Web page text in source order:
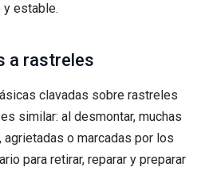
y estable.
a rastreles
clavadas sobre rastreles
similar: al desmontar, muchas
agrietadas o marcadas por los
para retirar, reparar y preparar